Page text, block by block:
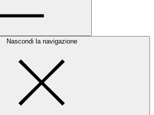
Nascondi la navigazione